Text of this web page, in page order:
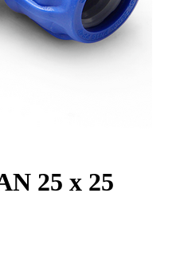
25 х 25